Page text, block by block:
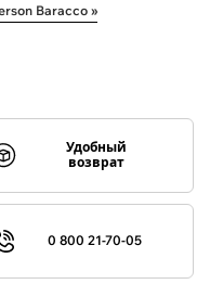
Baracco »
Удобный
возврат
0 800 21-70-05